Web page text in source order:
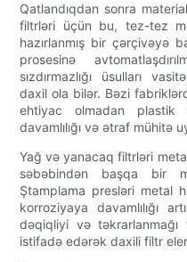
Qatlandıqdan sonra
filtrləri üçün bu, tez-tez
hazırlanmış bir çərçivəyə
prosesinə
sızdırmazlığı üsulları
daxil ola bilər. Bəzi
ehtiyac olmadan plastik
davamlılığı və ətraf mühitə
Yağ və yanacaq filtrləri
səbəbindən başqa bir
Ştamplama presləri metal
korroziyaya davamlılığı
dəqiqliyi və
istifadə edərək daxili filtr